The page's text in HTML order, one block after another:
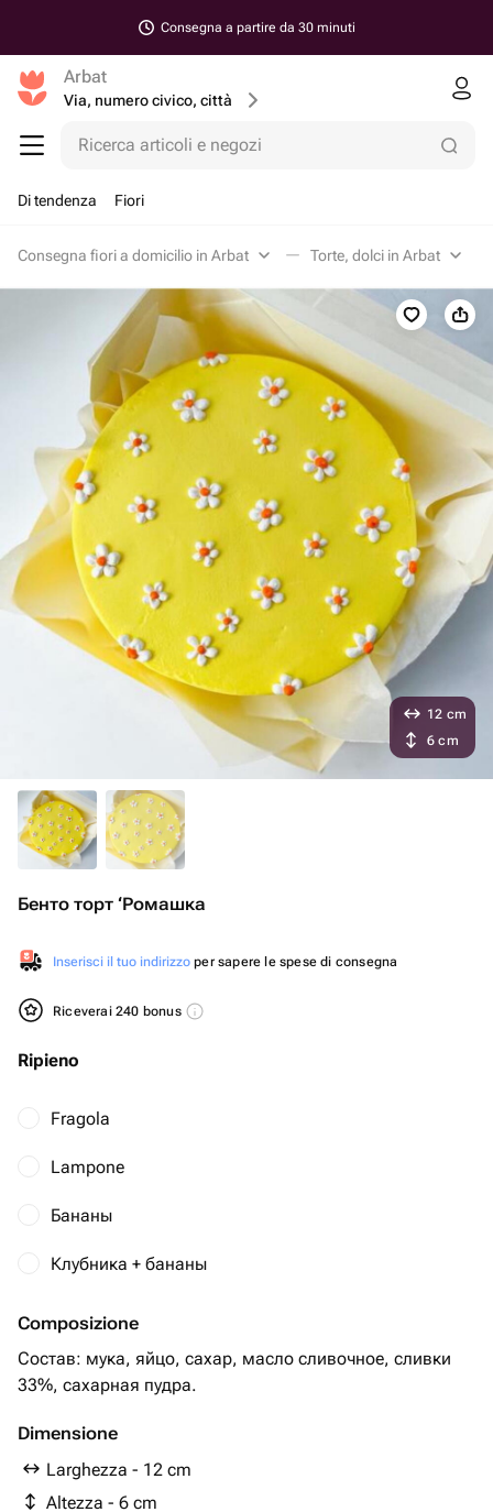
Consegna a partire da 30 minuti
Arbat
Via, numero civico, città
Ricerca articoli e negozi
Di tendenza Fiori
Consegna fiori a domicilio in Arbat Torte, dolci in Arbat
Бенто торт ‘Ромашка
Inserisci il tuo indirizzo per sapere le spese di consegna
Riceverai 240 bonus
Ripieno
Fragola
Lampone
Бананы
Клубника + бананы
Composizione
Состав: мука, яйцо, сахар, масло сливочное, сливки
33%, сахарная пудра.
Dimensione
Larghezza - 12 cm
Altezza - 6 cm
12 cm
6 cm